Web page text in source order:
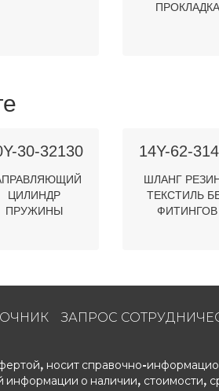
ПРОКЛАДКА
30-32130
ЦИЛИНДР
ПРУЖИНЫ
14Y-62-
ШЛАНГ
ТЕКСТИЛЬ
ФИТИНГОВ
ЗАПРОС
носит справочно-
о наличии, стоимости,